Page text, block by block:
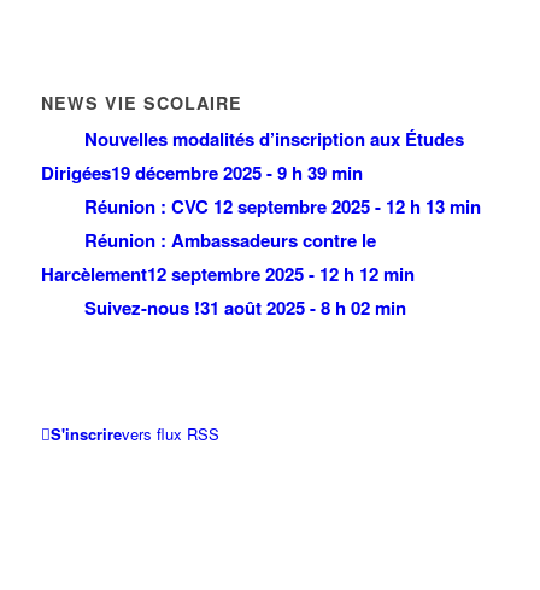
NEWS VIE SCOLAIRE
Nouvelles modalités d’inscription aux Études
Dirigées19 décembre 2025 - 9 h 39 min
Réunion : CVC 12 septembre 2025 - 12 h 13 min
Réunion : Ambassadeurs contre le
Harcèlement12 septembre 2025 - 12 h 12 min
Suivez-nous !31 août 2025 - 8 h 02 min
S'inscrirevers flux RSS